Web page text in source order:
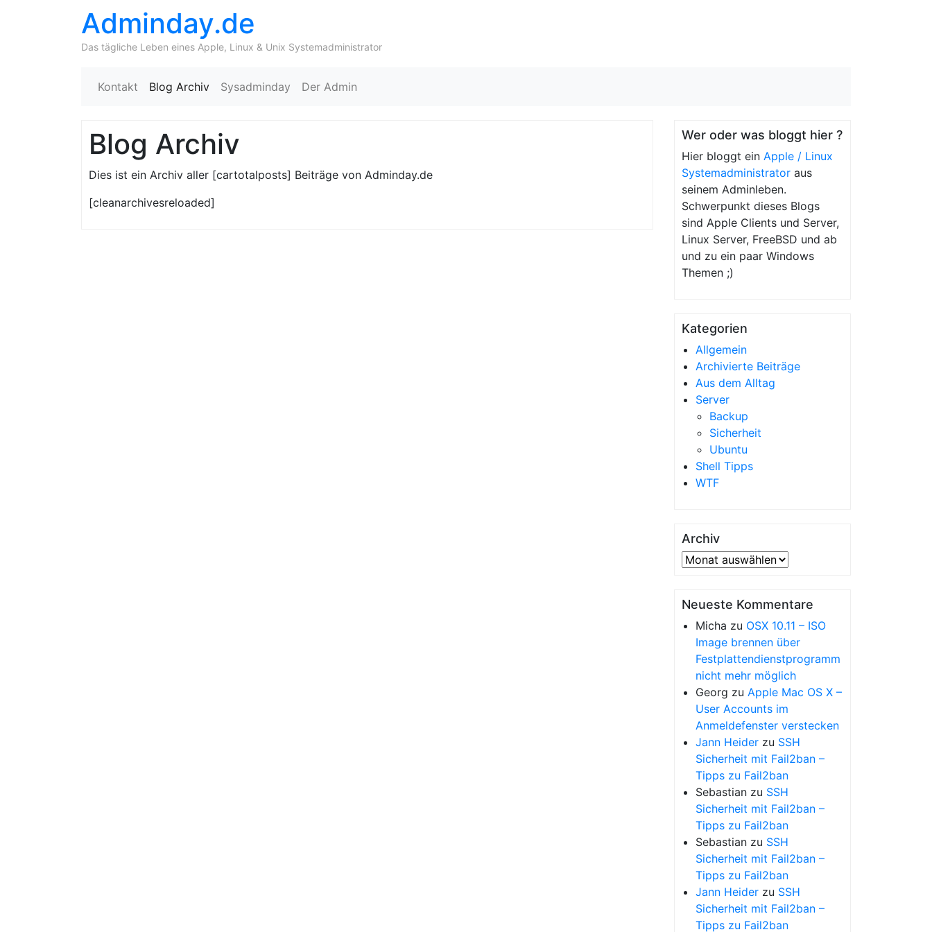
Adminday.de
Das tägliche Leben eines Apple, Linux & Unix Systemadministrator
Kontakt Blog Archiv Sysadminday Der Admin
Blog Archiv
Dies ist ein Archiv aller [cartotalposts] Beiträge von Adminday.de
[cleanarchivesreloaded]
Wer oder was bloggt hier ?
Hier bloggt ein Apple / Linux
Systemadministrator aus
seinem Adminleben.
Schwerpunkt dieses Blogs
sind Apple Clients und Server,
Linux Server, FreeBSD und ab
und zu ein paar Windows
Themen ;)
Kategorien
Allgemein
Archivierte Beiträge
Aus dem Alltag
Server
Backup
Sicherheit
Ubuntu
Shell Tipps
WTF
Archiv
Archiv
Neueste Kommentare
Micha zu OSX 10.11 – ISO
Image brennen über
Festplattendienstprogramm
nicht mehr möglich
Georg zu Apple Mac OS X –
User Accounts im
Anmeldefenster verstecken
Jann Heider zu SSH
Sicherheit mit Fail2ban –
Tipps zu Fail2ban
Sebastian zu SSH
Sicherheit mit Fail2ban –
Tipps zu Fail2ban
Sebastian zu SSH
Sicherheit mit Fail2ban –
Tipps zu Fail2ban
Jann Heider zu SSH
Sicherheit mit Fail2ban –
Tipps zu Fail2ban